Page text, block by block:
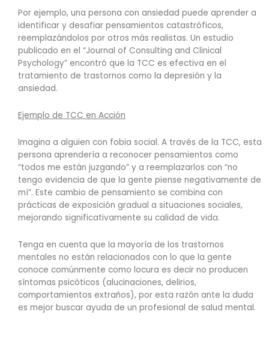
Por ejemplo, una persona con ansiedad puede aprender a
identificar y desafiar pensamientos catastróficos,
reemplazándolos por otros más realistas. Un estudio
publicado en el “Journal of Consulting and Clinical
Psychology” encontró que la TCC es efectiva en el
tratamiento de trastornos como la depresión y la
ansiedad.
Ejemplo de TCC en Acción
Imagina a alguien con fobia social. A través de la TCC, esta
persona aprendería a reconocer pensamientos como
“todos me están juzgando” y a reemplazarlos con “no
tengo evidencia de que la gente piense negativamente de
mí”. Este cambio de pensamiento se combina con
prácticas de exposición gradual a situaciones sociales,
mejorando significativamente su calidad de vida.
Tenga en cuenta que la mayoría de los trastornos
mentales no están relacionados con lo que la gente
conoce comúnmente como locura es decir no producen
síntomas psicóticos (alucinaciones, delirios,
comportamientos extraños), por esta razón ante la duda
es mejor buscar ayuda de un profesional de salud mental.